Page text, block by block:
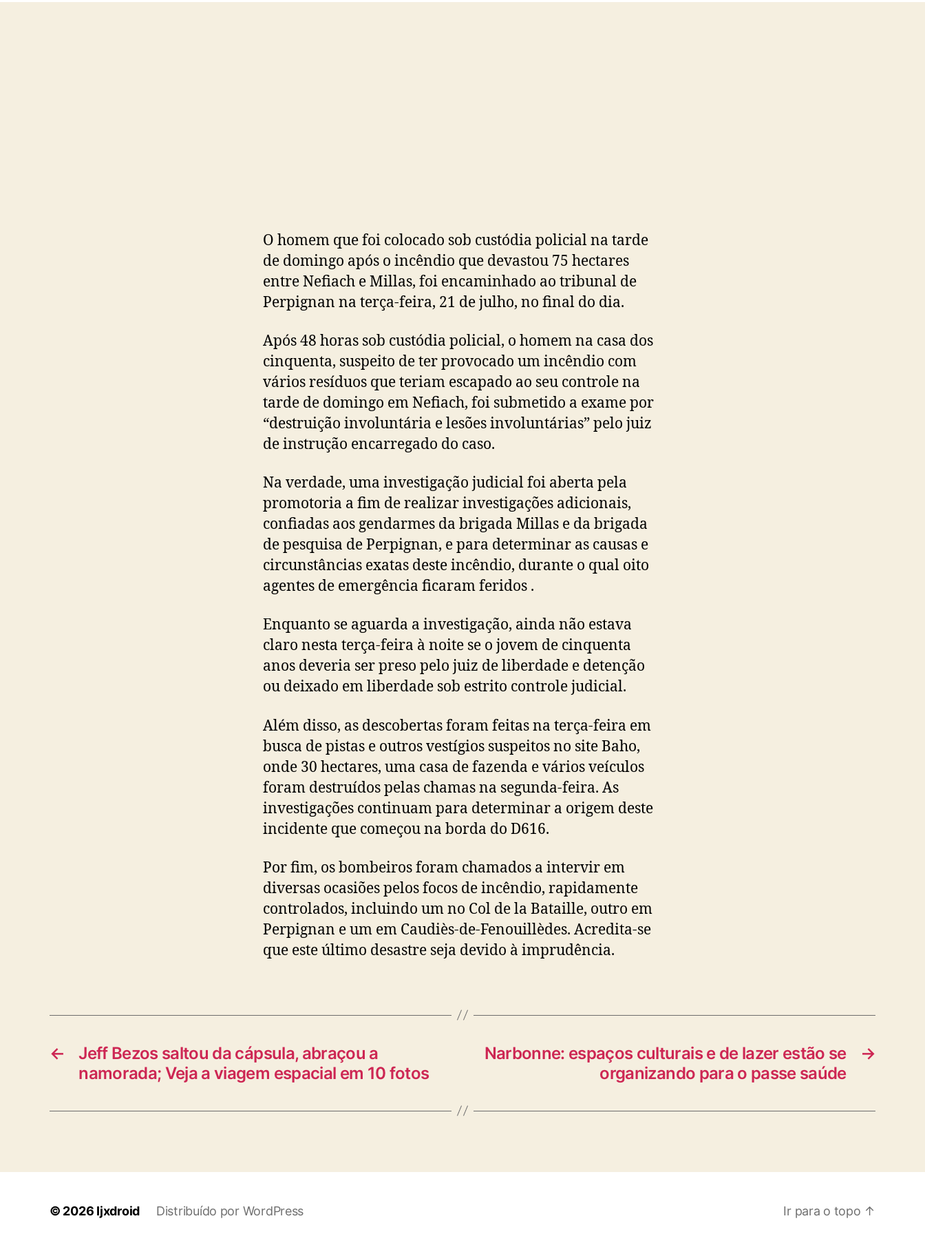
O homem que foi colocado sob custódia policial na tarde
de domingo após o incêndio que devastou 75 hectares
entre Nefiach e Millas, foi encaminhado ao tribunal de
Perpignan na terça-feira, 21 de julho, no final do dia.
Após 48 horas sob custódia policial, o homem na casa dos
cinquenta, suspeito de ter provocado um incêndio com
vários resíduos que teriam escapado ao seu controle na
tarde de domingo em Nefiach, foi submetido a exame por
“destruição involuntária e lesões involuntárias” pelo juiz
de instrução encarregado do caso.
Na verdade, uma investigação judicial foi aberta pela
promotoria a fim de realizar investigações adicionais,
confiadas aos gendarmes da brigada Millas e da brigada
de pesquisa de Perpignan, e para determinar as causas e
circunstâncias exatas deste incêndio, durante o qual oito
agentes de emergência ficaram feridos .
Enquanto se aguarda a investigação, ainda não estava
claro nesta terça-feira à noite se o jovem de cinquenta
anos deveria ser preso pelo juiz de liberdade e detenção
ou deixado em liberdade sob estrito controle judicial.
Além disso, as descobertas foram feitas na terça-feira em
busca de pistas e outros vestígios suspeitos no site Baho,
onde 30 hectares, uma casa de fazenda e vários veículos
foram destruídos pelas chamas na segunda-feira. As
investigações continuam para determinar a origem deste
incidente que começou na borda do D616.
Por fim, os bombeiros foram chamados a intervir em
diversas ocasiões pelos focos de incêndio, rapidamente
controlados, incluindo um no Col de la Bataille, outro em
Perpignan e um em Caudiès-de-Fenouillèdes. Acredita-se
que este último desastre seja devido à imprudência.
←
Jeff Bezos saltou da cápsula, abraçou a
namorada; Veja a viagem espacial em 10 fotos
→
Narbonne: espaços culturais e de lazer estão se
organizando para o passe saúde
© 2026 Ijxdroid Distribuído por WordPress Ir para o topo ↑